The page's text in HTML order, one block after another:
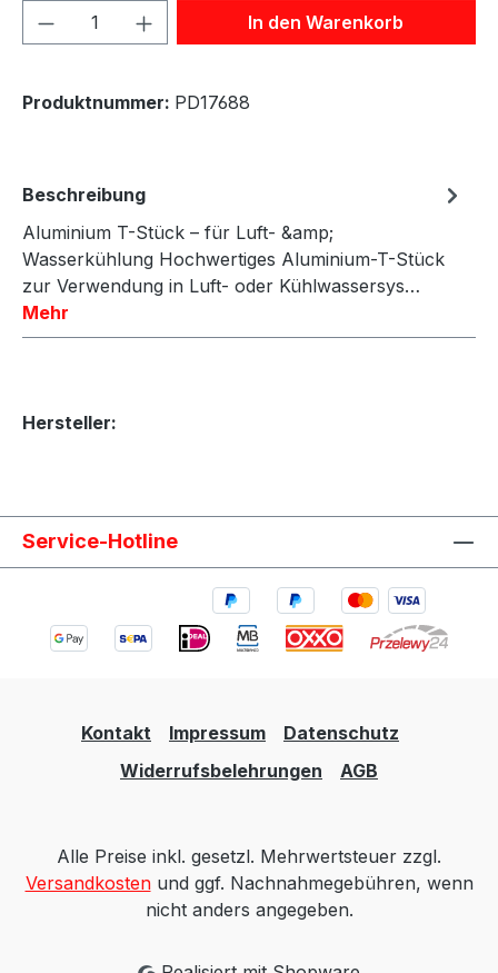
Produkt Anzahl: Gib denIn den Warenkorb
Produktnummer: PD17688
Beschreibung
Aluminium T-Stück – für Luft- &amp;
Wasserkühlung Hochwertiges Aluminium-T-Stück
zur Verwendung in Luft- oder Kühlwassersys…
Mehr
Hersteller:
Service-Hotline
Kontakt Impressum
Datenschutz
Widerrufsbelehrungen
AGB
Alle Preise inkl. gesetzl. Mehrwertsteuer zzgl.
Versandkostenund ggf. Nachnahmegebühren, wenn
nicht anders angegeben.